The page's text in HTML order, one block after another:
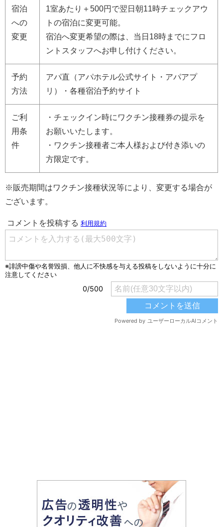
宿泊
への
変更
1室あたり＋500円で翌日朝11時チェックアウ
トの宿泊に変更可能。
宿泊へ変更希望の際は、当日18時までにフロ
ントスタッフへお申し付けください。
予約
方法
アパ直（アパホテル公式サイト・アパアプ
リ）・各種宿泊予約サイト
ご利
用条
件
・チェックイン時にワクチン接種券の提示を
お願いいたします。
・ワクチン接種者ご本人様および付き添いの
方限定です。
※販売期間はワクチン接種状況等により、変更する場合が
ございます。